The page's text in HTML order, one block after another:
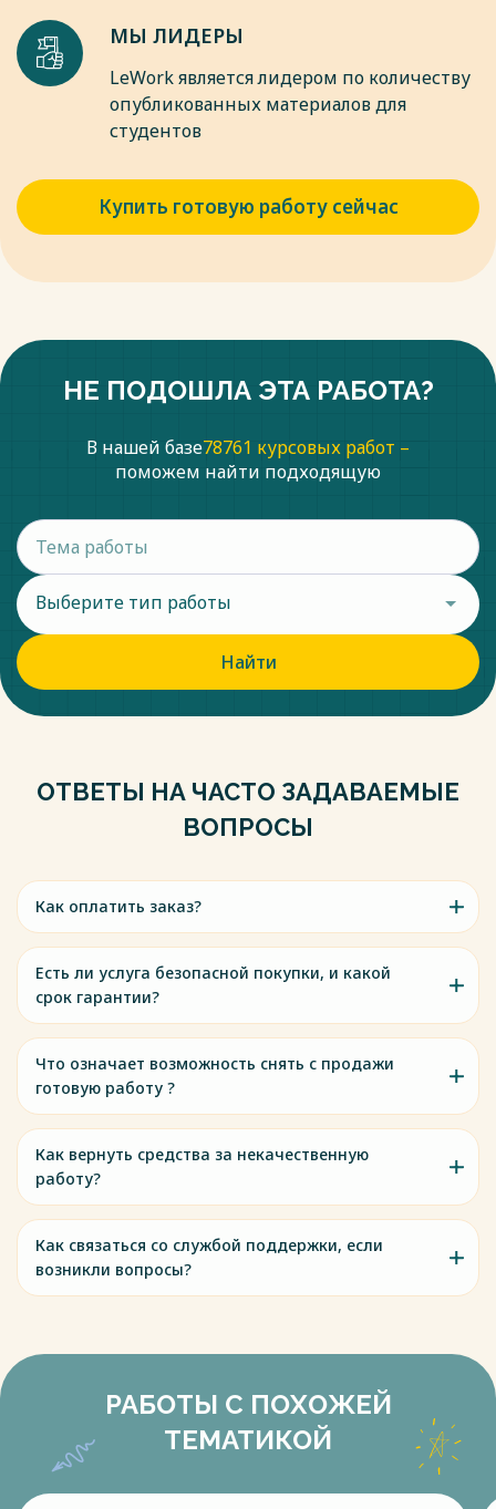
мотивы и эмоции / В. К. Варданян. – СПб.: Питер, 2004. – 496
с.
Весь текст будет доступенпосле покупки
МЫ ЛИДЕРЫ
LeWork является лидером по количеству
опубликованных материалов для
студентов
Купить готовую работу сейчас
НЕ ПОДОШЛА ЭТА РАБОТА?
В нашей базе78761 курсовых работ –
поможем найти подходящую
Выберите тип работы
Найти
ОТВЕТЫ НА ЧАСТО ЗАДАВАЕМЫЕ
ВОПРОСЫ
Как оплатить заказ?
Есть ли услуга безопасной покупки, и какой
срок гарантии?
Что означает возможность снять с продажи
готовую работу ?
Как вернуть средства за некачественную
работу?
Как связаться со службой поддержки, если
возникли вопросы?
РАБОТЫ С ПОХОЖЕЙ
ТЕМАТИКОЙ